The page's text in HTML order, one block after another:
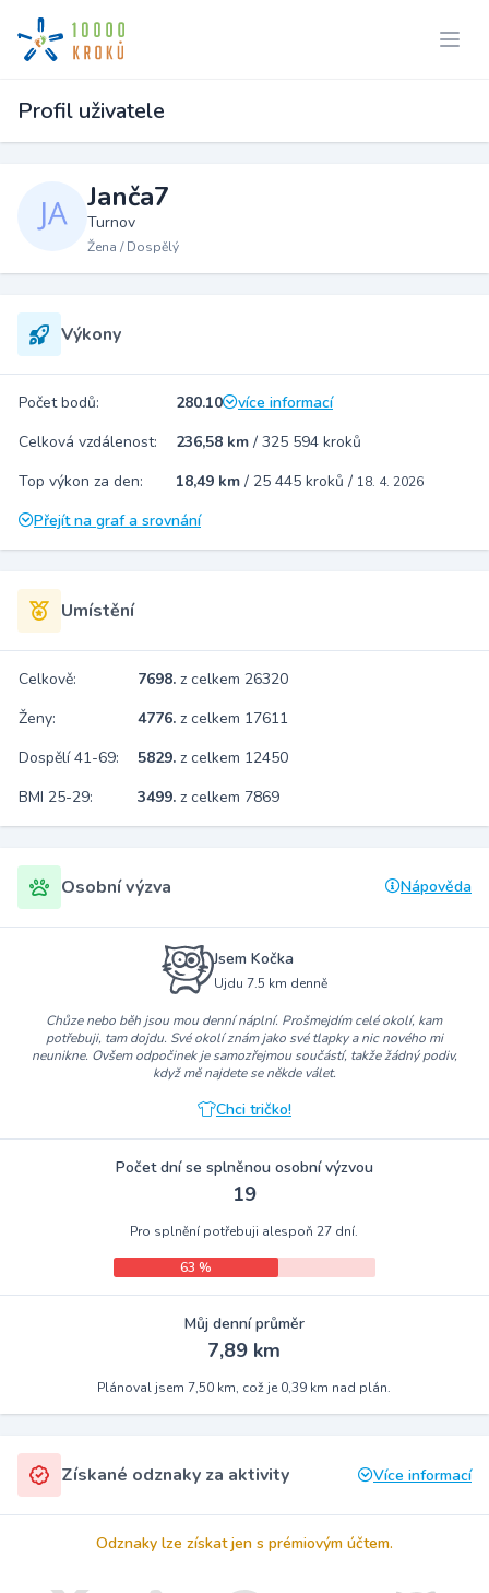
Profil uživatele
Janča7
Turnov
Žena / Dospělý
Výkony
Počet bodů: 280.10
více informací
Celková vzdálenost:
236,58 km / 325 594 kroků
Top výkon za den:
18,49 km / 25 445 kroků / 18. 4. 2026
Přejít na graf a srovnání
Umístění
Celkově: 7698. z celkem 26320
Ženy:
4776. z celkem 17611
Dospělí 41-69:
5829. z celkem 12450
BMI 25-29:
3499. z celkem 7869
Osobní výzva Nápověda
Jsem Kočka
Ujdu 7.5 km denně
Chůze nebo běh jsou mou denní náplní. Prošmejdím celé okolí, kam
potřebuji, tam dojdu. Své okolí znám jako své tlapky a nic nového mi
neunikne. Ovšem odpočinek je samozřejmou součástí, takže žádný podiv,
když mě najdete se někde válet.
Chci tričko!
Počet dní se splněnou osobní výzvou
19
Pro splnění potřebuji alespoň 27 dní.
63 %
Můj denní průměr
7,89 km
Plánoval jsem 7,50 km, což je 0,39 km nad plán.
Získané odznaky za aktivity Více informací
Odznaky lze získat jen s prémiovým účtem.